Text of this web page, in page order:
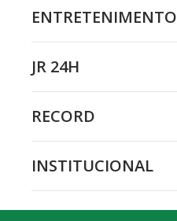
ENTRETENIMENTO
JR 24H
RECORD
INSTITUCIONAL